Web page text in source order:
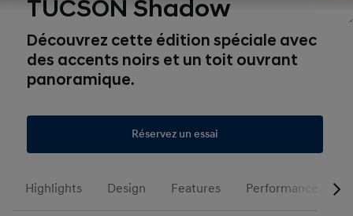
TUCSON Shadow
Découvrez cette édition spéciale avec
des accents noirs et un toit ouvrant
panoramique.
Réservez un essai
Highlights Design Features Performances